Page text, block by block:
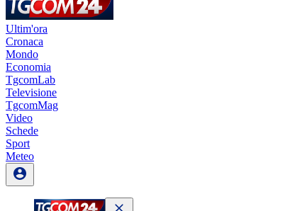
Ultim'ora
Cronaca
Mondo
Economia
TgcomLab
Televisione
TgcomMag
Video
Schede
Sport
Meteo